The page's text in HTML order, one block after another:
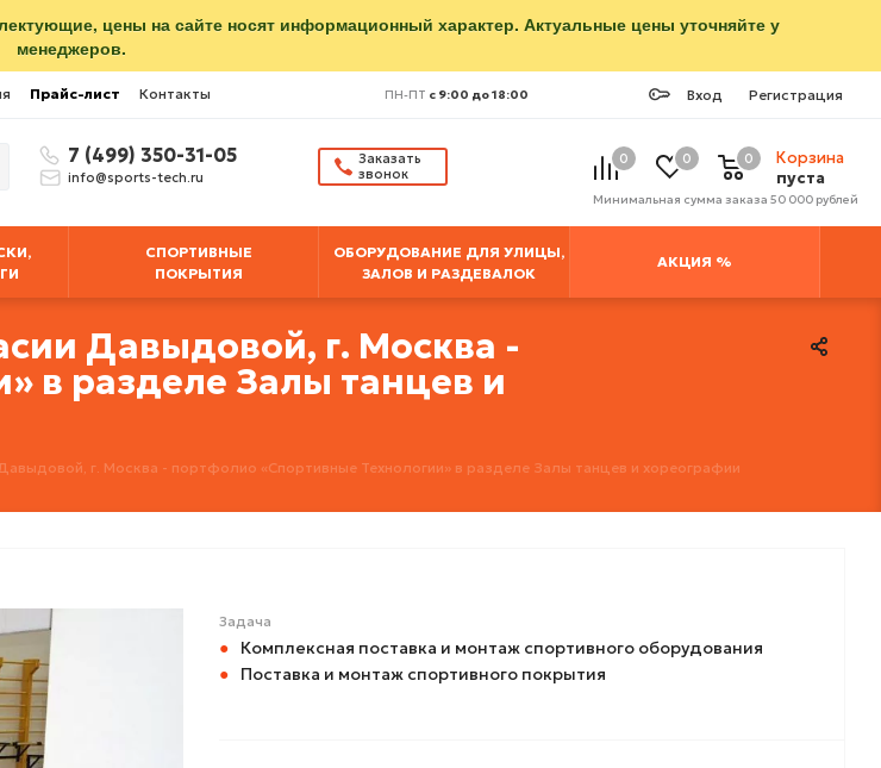
цены на сайте носят информационный характер. Актуальные цены уточняйте у
менеджеров.
Прайс-лист Контакты Вход Регистрация
ПН-ПТ с 9:00 до 18:00
7 (499) 350-31-05
info@sports-tech.ru
Заказать
звонок
0 0
Корзина
пуста
0
Минимальная сумма заказа 50 000 рублей
СПОРТИВНЫЕ
ПОКРЫТИЯ
ОБОРУДОВАНИЕ ДЛЯ УЛИЦЫ,
ЗАЛОВ И РАЗДЕВАЛОК
АКЦИЯ %
Давыдовой, г. Москва -
в разделе Залы танцев и
г. Москва - портфолио «Спортивные Технологии» в разделе Залы танцев и хореографии
Задача
Комплексная поставка и монтаж спортивного оборудования
Поставка и монтаж спортивного покрытия